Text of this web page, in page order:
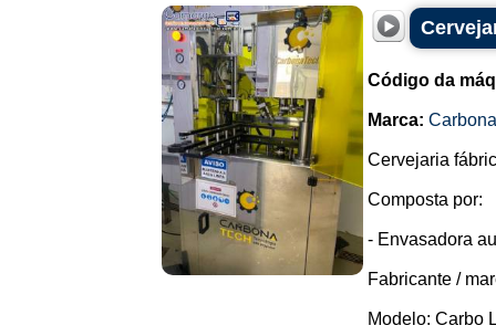
Código da
Marca:
Cervejaria
Composta por:
- Envasadora
Fabricante /
Modelo: Carbo